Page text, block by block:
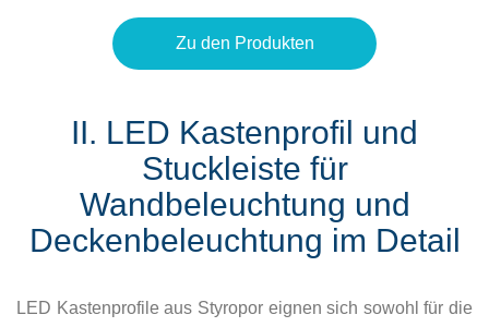
Zu den Produkten
II. LED Kastenprofil und
Stuckleiste für
Wandbeleuchtung und
Deckenbeleuchtung im Detail
LED Kastenprofile aus Styropor eignen sich sowohl für die